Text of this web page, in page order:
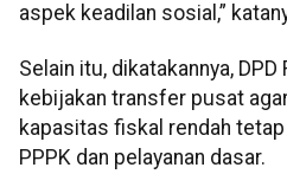
aspek keadilan sosial,”
Selain itu, dikatakannya,
kebijakan transfer pusat
kapasitas fiskal rendah
PPPK dan pelayanan dasar.